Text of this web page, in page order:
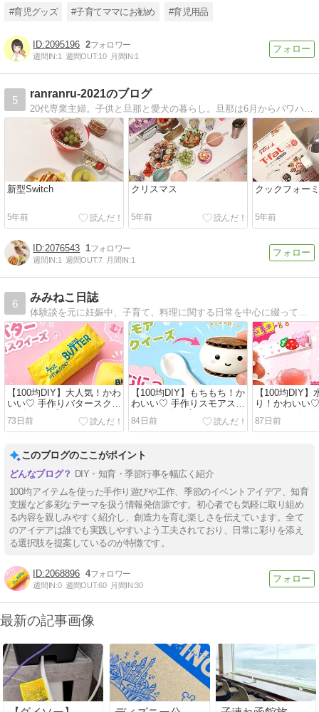
#育児グッズ #子育てママにお勧め #育児用品
2095196 2
週間IN:1 週間OUT:10 月間IN:1
5
ranranru-2021のブログ
新型Switch
5年前
クリスマス
5年前
クックフォー
5年前
2076543 1
週間IN:1 週間OUT:7 月間IN:1
6
みみねこ日誌
【100均DIY】大人気！かわ
いい♡ 手作りバタースクイ
ーズの作り方
73日前
【100均DIY】もちもち！か
わいい♡ 手作りスモアスク
イーズの作り方
84日前
【100均DIY】
り！かわいい
スクイーズの
87日前
このブログのここがポイント
DIY・知育・季節行事を幅広く紹介
100均アイテムを使った手作り遊びや工作、季節のイベントアイデア、知育
支援など多彩なテーマを扱う情報発信源です。初心者でも気軽に取り組め
る内容を親しみやすく紹介し、創造力を育む楽しさを伝えています。全て
のアイデアは誰でも実践しやすいよう工夫されており、日常に彩りを添え
る選択肢を提案しているのが特徴です。
2068896 4
週間IN:0 週間OUT:60 月間IN:30
最新の記事画像